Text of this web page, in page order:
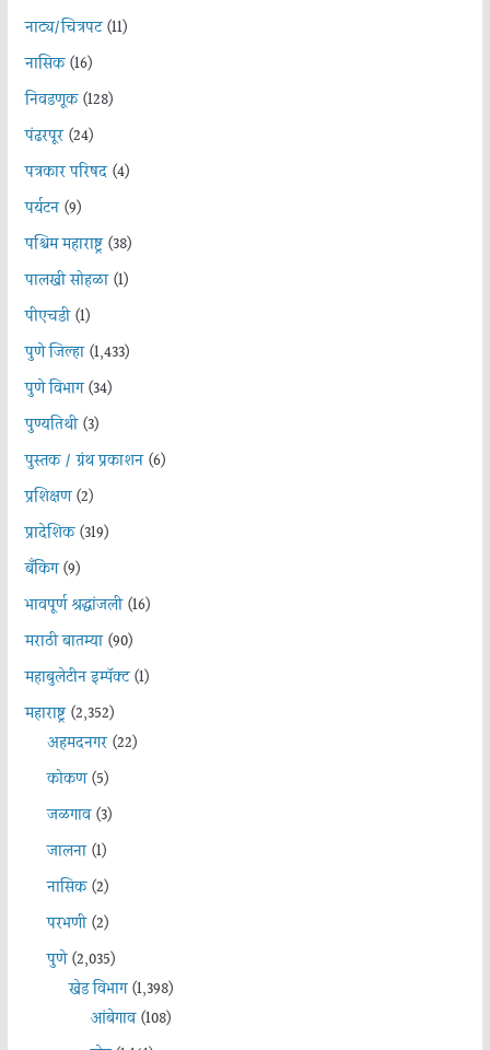
नाट्य/चित्रपट(11)
नासिक(16)
निवडणूक(128)
पंढरपूर(24)
पत्रकार परिषद(4)
पर्यटन(9)
पश्चिम महाराष्ट्र(38)
पालखी सोहळा(1)
पीएचडी(1)
पुणे जिल्हा(1,433)
पुणे विभाग(34)
पुण्यतिथी(3)
पुस्तक / ग्रंथ प्रकाशन(6)
प्रशिक्षण(2)
प्रादेशिक(319)
बँकिंग(9)
भावपूर्ण श्रद्धांजली(16)
मराठी बातम्या(90)
महाबुलेटीन इम्पॅक्ट(1)
महाराष्ट्र(2,352)
अहमदनगर(22)
कोकण(5)
जळगाव(3)
जालना(1)
नासिक(2)
परभणी(2)
पुणे(2,035)
खेड विभाग(1,398)
आंबेगाव(108)